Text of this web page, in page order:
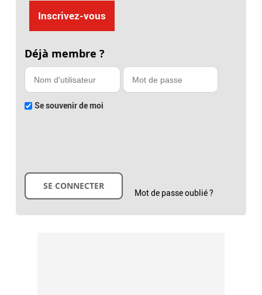
Inscrivez-vous
Déjà membre ?
Se souvenir de moi
Mot de passe oublié ?